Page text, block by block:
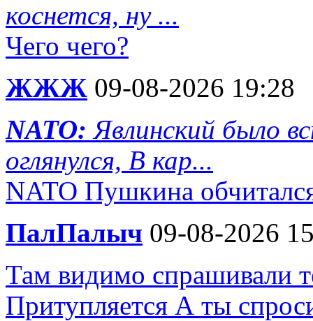
коснется, ну ...
Чего чего?
ЖЖЖ 09-08-2026 19:28
NATO:Явлинский было
оглянулся, В кар...
NATO Пушкина
ПалПалыч 09-08-2026
Там видимо спрашивали
Притупляется А ты